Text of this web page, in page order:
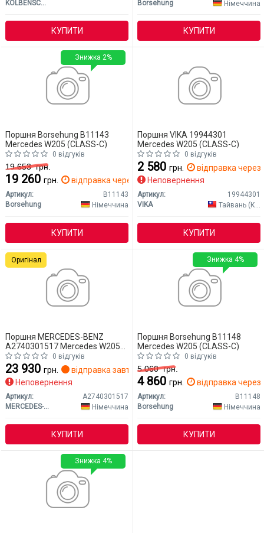
KOLBENSCHMIDT
КУПИТИ
Borsehung Німеччина
КУПИТИ
Поршня Borsehung B11143
Mercedes W205 (CLASS-C)
0 відгуків
19 653грн.
19 260 грн. відправка через 2 дн.
Артикул:
B11143
Borsehung
Німеччина
КУПИТИ
Знижка 2%
Поршня VIKA 19944301
Mercedes W205 (CLASS-C)
0 відгуків
2 580 грн.
відправка через
Неповернення
Артикул:
19944301
VIKA
Тайвань (Китай)
КУПИТИ
Поршня MERCEDES-BENZ
A2740301517 Mercedes W205
(CLASS-C)
0 відгуків
23 930 грн.
відправка завтра
Неповернення
Артикул:
A2740301517
MERCEDES-BENZ
Німеччина
КУПИТИ
Оригінал
Поршня Borsehung B11148
Mercedes W205 (CLASS-C)
0 відгуків
5 060грн.
4 860 грн. відправка через
Артикул:
B11148
Borsehung
Німеччина
КУПИТИ
Знижка 4%
Знижка 4%